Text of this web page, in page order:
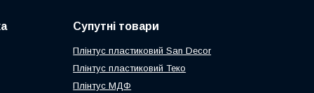
Супутні товари
Плінтус пластиковий San Decor
Плінтус пластиковий Теко
Плінтус МДФ